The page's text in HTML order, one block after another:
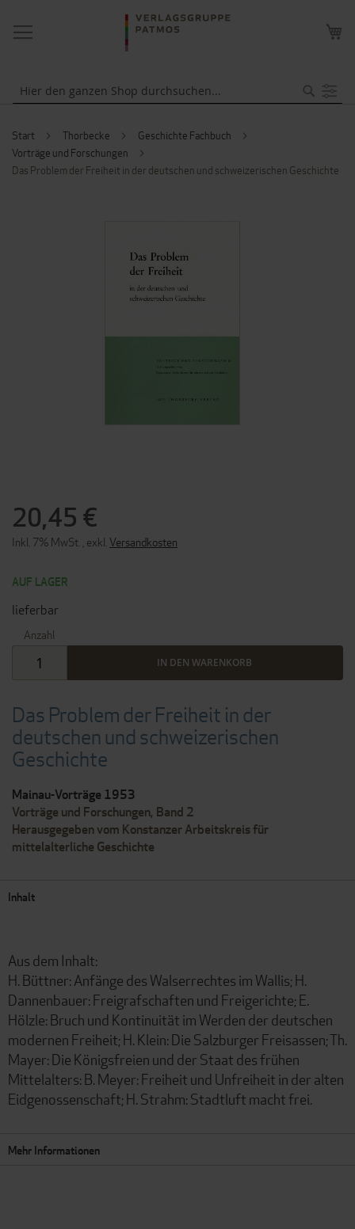
NAVIGATION
UMSCHALTEN
Start Thorbecke
Geschichte Fachbuch
Vorträge und Forschungen
Das Problem der Freiheit in der deutschen und schweizerischen Geschichte
Das Problem der Freiheit in der
deutschen und schweizerischen
Geschichte
Mainau-Vorträge 1953
Vorträge und Forschungen, Band 2
Herausgegeben vom Konstanzer Arbeitskreis für
mittelalterliche Geschichte
20,45 €
Inkl. 7% MwSt. exkl. Versandkosten
AUF LAGER
lieferbar
Anzahl
IN DEN WARENKORB
SPRINGEN
Inhalt
Aus dem Inhalt:
H. Büttner: Anfänge des Walserrechtes im Wallis; H.
Dannenbauer: Freigrafschaften und Freigerichte; E.
Hölzle: Bruch und Kontinuität im Werden der deutschen
modernen Freiheit; H. Klein: Die Salzburger Freisassen; Th.
Mayer: Die Königsfreien und der Staat des frühen
Mittelalters: B. Meyer: Freiheit und Unfreiheit in der alten
Eidgenossenschaft; H. Strahm: Stadtluft macht frei.
Mehr Informationen